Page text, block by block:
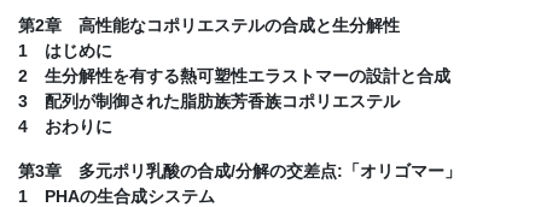
第2章 高性能なコポリエステルの合成と生分解性
1 はじめに
2 生分解性を有する熱可塑性エラストマーの設計と合成
3 配列が制御された脂肪族芳香族コポリエステル
4 おわりに
第3章 多元ポリ乳酸の合成/分解の交差点:「オリゴマー」
1 PHAの生合成システム